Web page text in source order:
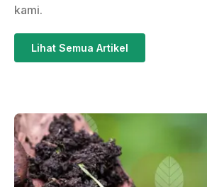
kami.
Lihat Semua Artikel